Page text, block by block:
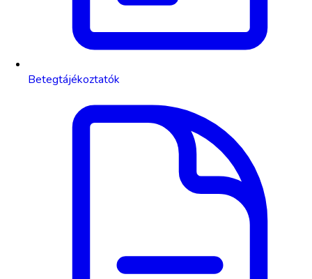
Betegtájékoztatók